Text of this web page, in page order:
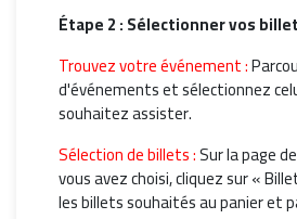
Étape 2 : Sélectionner vos
Trouvez votre événement :
d'événements et sélectionnez
souhaitez assister.
Sélection de billets :Sur la page
vous avez choisi, cliquez sur «
les billets souhaités au panier et